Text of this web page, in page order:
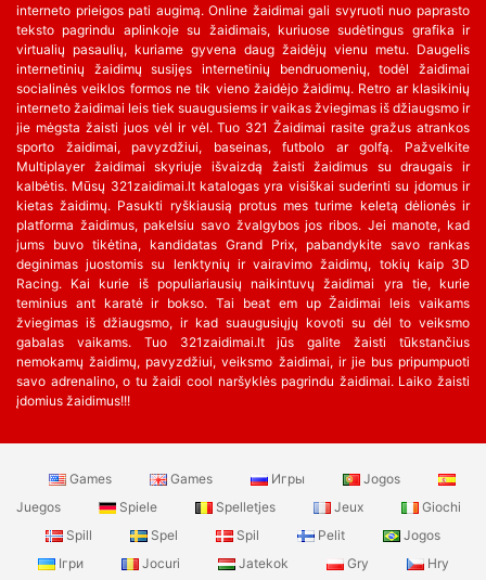
interneto prieigos pati augimą. Online žaidimai gali svyruoti nuo paprasto
teksto pagrindu aplinkoje su žaidimais, kuriuose sudėtingus grafika ir
virtualių pasaulių, kuriame gyvena daug žaidėjų vienu metu. Daugelis
internetinių žaidimų susijęs internetinių bendruomenių, todėl žaidimai
socialinės veiklos formos ne tik vieno žaidėjo žaidimų. Retro ar klasikinių
interneto žaidimai leis tiek suaugusiems ir vaikas žviegimas iš džiaugsmo ir
jie mėgsta žaisti juos vėl ir vėl. Tuo 321 Žaidimai rasite gražus atrankos
sporto žaidimai, pavyzdžiui, baseinas, futbolo ar golfą. Pažvelkite
Multiplayer žaidimai skyriuje išvaizdą žaisti žaidimus su draugais ir
kalbėtis. Mūsų 321zaidimai.lt katalogas yra visiškai suderinti su įdomus ir
kietas žaidimų. Pasukti ryškiausią protus mes turime keletą dėlionės ir
platforma žaidimus, pakelsiu savo žvalgybos jos ribos. Jei manote, kad
jums buvo tikėtina, kandidatas Grand Prix, pabandykite savo rankas
deginimas juostomis su lenktynių ir vairavimo žaidimų, tokių kaip 3D
Racing. Kai kurie iš populiariausių naikintuvų žaidimai yra tie, kurie
teminius ant karatė ir bokso. Tai beat em up Žaidimai leis vaikams
žviegimas iš džiaugsmo, ir kad suaugusiųjų kovoti su dėl to veiksmo
gabalas vaikams. Tuo 321zaidimai.lt jūs galite žaisti tūkstančius
nemokamų žaidimų, pavyzdžiui, veiksmo žaidimai, ir jie bus pripumpuoti
savo adrenalino, o tu žaidi cool naršyklės pagrindu žaidimai. Laiko žaisti
įdomius žaidimus!!!
Games Games Игры
Jogos
Juegos
Spiele Spelletjes Jeux
Giochi
Spill
Spel Spil Pelit
Jogos
Ігри
Jocuri Jatekok Gry
Hry